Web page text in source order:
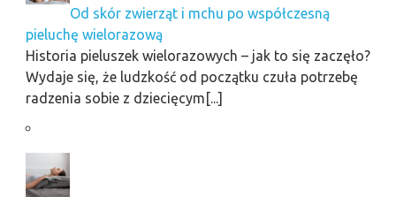
Od skór zwierząt i mchu po współczesną
pieluchę wielorazową
Historia pieluszek wielorazowych – jak to się zaczęło?
Wydaje się, że ludzkość od początku czuła potrzebę
radzenia sobie z dziecięcym[...]